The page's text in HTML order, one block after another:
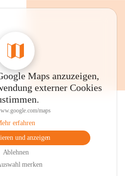
Maps anzuzeigen,
externer Cookies
maps
erfahren
und anzeigen
Ablehnen
merken